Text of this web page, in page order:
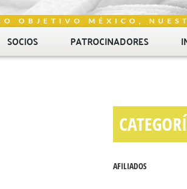
OBJETIVO MÉXICO,
SOCIOS PATROCINADORES
AFILIADOS